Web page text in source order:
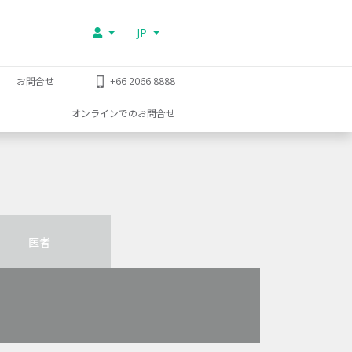
JP
お問合せ +66 2066 8888
オンラインでのお問合せ
医者